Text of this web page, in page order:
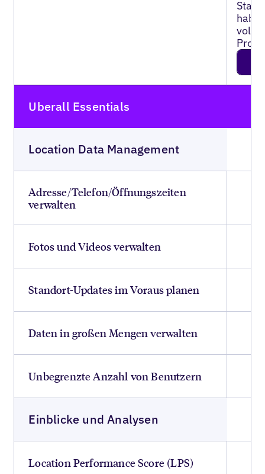
Profil
Uberall Essentials
Location Data Management
Adresse/Telefon/Öffnungszeiten
verwalten
Fotos und Videos verwalten
Standort-Updates im Voraus planen
Daten in großen Mengen verwalten
Unbegrenzte Anzahl von Benutzern
Einblicke und Analysen
Location Performance Score (LPS)